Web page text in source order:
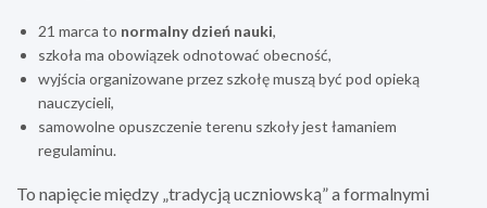
21 marca to normalny dzień nauki,
szkoła ma obowiązek odnotować obecność,
wyjścia organizowane przez szkołę muszą być pod opieką
nauczycieli,
samowolne opuszczenie terenu szkoły jest łamaniem
regulaminu.
To napięcie między „tradycją uczniowską” a formalnymi